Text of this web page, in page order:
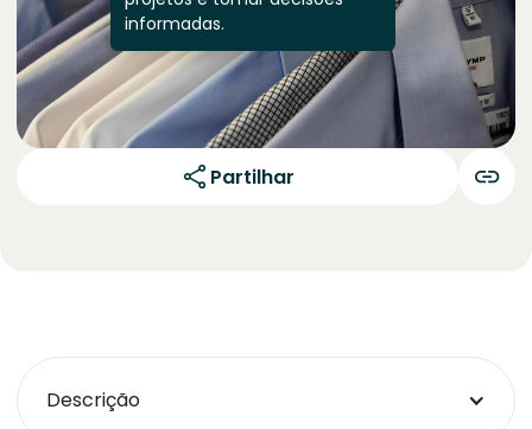
informadas.
Partilhar
Descrição